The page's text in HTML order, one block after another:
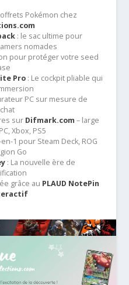
Pokémon chez
: le sac ultime pour
nomades
pour protéger votre seed
Pro: Le cockpit pliable qui
PC sur mesure de
sur Difmark.com – large
Xbox, PS5
1 pour Steam Deck, ROG
Go
: La nouvelle ère de
grâce au PLAUD NotePin